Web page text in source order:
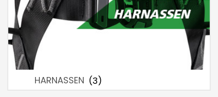
HARNASSEN (3)